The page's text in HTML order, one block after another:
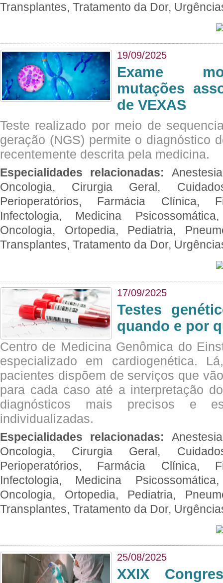
Transplantes, Tratamento da Dor,
19/09/2025
Exame
mutações
de VEXAS
Teste realizado por meio de
geração (NGS) permite o diagnóstico
recentemente descrita pela medicina.
Especialidades relacionadas:
Oncologia, Cirurgia Geral,
Perioperatórios, Farmácia Clínica,
Infectologia, Medicina
Oncologia, Ortopedia, Pediatria,
Transplantes, Tratamento da Dor,
17/09/2025
Testes
quando e por
Centro de Medicina Genômica do
especializado em cardiogenética.
pacientes dispõem de serviços que
para cada caso até a interpretação
diagnósticos mais precisos e
individualizadas.
Especialidades relacionadas:
Oncologia, Cirurgia Geral,
Perioperatórios, Farmácia Clínica,
Infectologia, Medicina
Oncologia, Ortopedia, Pediatria,
Transplantes, Tratamento da Dor,
25/08/2025
XXIX